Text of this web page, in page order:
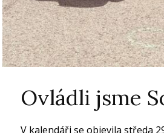
Ovládli jsme
V kalendáři se objevila středa